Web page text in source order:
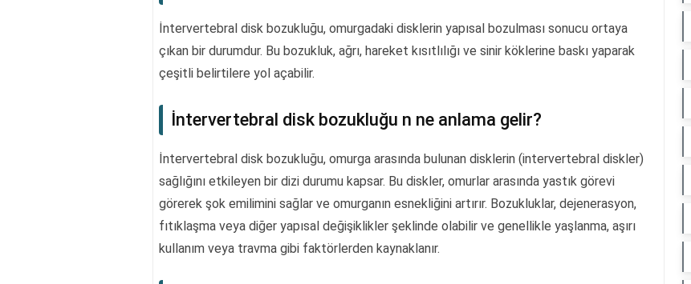
İntervertebral disk bozukluğu, omurgadaki disklerin yapısal bozulması sonucu ortaya
çıkan bir durumdur. Bu bozukluk, ağrı, hareket kısıtlılığı ve sinir köklerine baskı yaparak
çeşitli belirtilere yol açabilir.
İntervertebral disk bozukluğu n ne anlama gelir?
İntervertebral disk bozukluğu, omurga arasında bulunan disklerin (intervertebral diskler)
sağlığını etkileyen bir dizi durumu kapsar. Bu diskler, omurlar arasında yastık görevi
görerek şok emilimini sağlar ve omurganın esnekliğini artırır. Bozukluklar, dejenerasyon,
fıtıklaşma veya diğer yapısal değişiklikler şeklinde olabilir ve genellikle yaşlanma, aşırı
kullanım veya travma gibi faktörlerden kaynaklanır.